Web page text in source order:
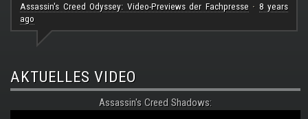
Assassin's Creed Odyssey: Video-Previews der Fachpresse· 8 years
ago
AKTUELLES VIDEO
Assassin's Creed Shadows: